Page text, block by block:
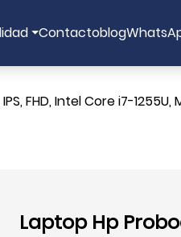
Contactoblog
FHD, Intel Core i7-1255U,
Laptop Hp